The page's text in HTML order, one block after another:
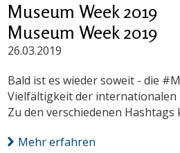
Museum Week 2019
Museum Week 2019
26.03.2019
Bald ist es wieder soweit - die
Vielfältigkeit der internationalen
Zu den verschiedenen Hashtags
Mehr erfahren